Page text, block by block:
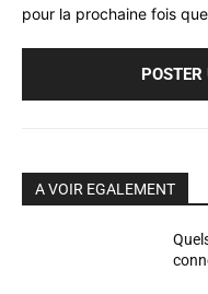
pour la prochaine fois
A VOIR EGALEMENT